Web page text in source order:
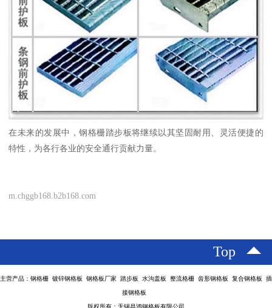
在未来的发展中，钢格栅踏步板将继续以其坚固耐用、灵活便捷的
特性，为各行各业的安全通行贡献力量。
m.chggb168.b2b168.com
Top
主营产品：钢格栅 镀锌钢格板 钢格板厂家 踏步板 水沟盖板 整流格栅 齿形钢格板 复合钢格板 插
接钢格板
版权所有：无锡昌鸿钢格板有限公司